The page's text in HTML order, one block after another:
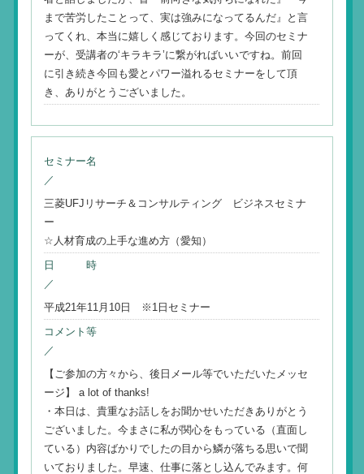
まで苦労したことって、実は強みになってるんだ』と言
ってくれ、本当に嬉しく感じております。今回のセミナ
ーが、受講者の‘キラキラ’に繋がればいいですね。前回
に引き続き今回も愛とパワー溢れるセミナーをして頂
き、ありがとうございました。
セミナー名
／
三菱UFJリサーチ＆コンサルティング ビジネスセミナ
ー
☆人材育成の上手な進め方（愛知）
日 時
／
平成21年11月10日 ※1日セミナー
コメント等
／
【ご参加の方々から、後日メール等でいただいたメッセ
ージ】 a lot of thanks!
・本日は、貴重なお話しをお聞かせいただきありがとう
ございました。今まさに私が関心をもっている（直面し
ている）内容ばかりでしたの目から鱗が落ちる思いで聞
いておりました。早速、仕事に落とし込んでみます。何